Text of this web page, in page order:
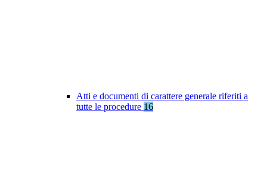
Atti e documenti di carattere generale riferiti a
tutte le procedure 16